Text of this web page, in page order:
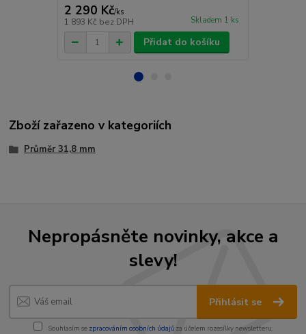
2 290 Kč/ks
1 893 Kč bez DPH Skladem 1 ks
Přidat do košíku
Zboží zařazeno v kategoriích
Průměr 31,8 mm
Nepropásněte novinky, akce a
slevy!
Přihlásit se
Souhlasím se zpracováním osobních údajůza účelem rozesílky newsletteru.